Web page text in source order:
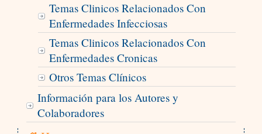
Temas Clinicos Relacionados Con
Enfermedades Infecciosas
Temas Clinicos Relacionados Con
Enfermedades Cronicas
Otros Temas Clínicos
Información para los Autores y
Colaboradores